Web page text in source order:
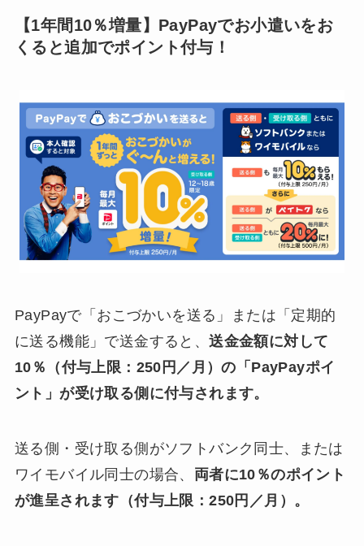
【1年間10％増量】PayPayでお小遣いをお
くると追加でポイント付与！
PayPayで「おこづかいを送る」または「定期的
に送る機能」で送金すると、送金金額に対して
10％（付与上限：250円／月）の「PayPayポイ
ント」が受け取る側に付与されます。
送る側・受け取る側がソフトバンク同士、または
ワイモバイル同士の場合、 両者に10％のポイント
が進呈されます（付与上限：250円／月）。